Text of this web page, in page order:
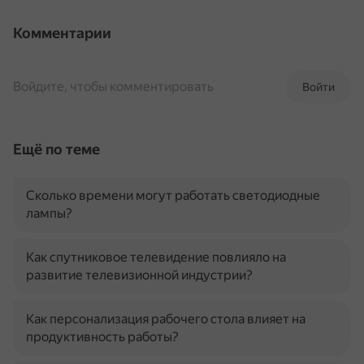
Комментарии
Войти
Войдите, чтобы комментировать
Ещё по теме
Сколько времени могут работать светодиодные
лампы?
Как спутниковое телевидение повлияло на
развитие телевизионной индустрии?
Как персонализация рабочего стола влияет на
продуктивность работы?